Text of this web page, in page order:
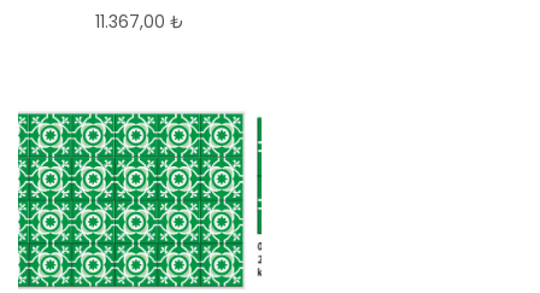
11.367,00 ₺